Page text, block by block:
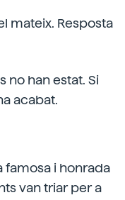
mateix. Resposta
no han estat. Si
acabat.
famosa i honrada
van triar per a